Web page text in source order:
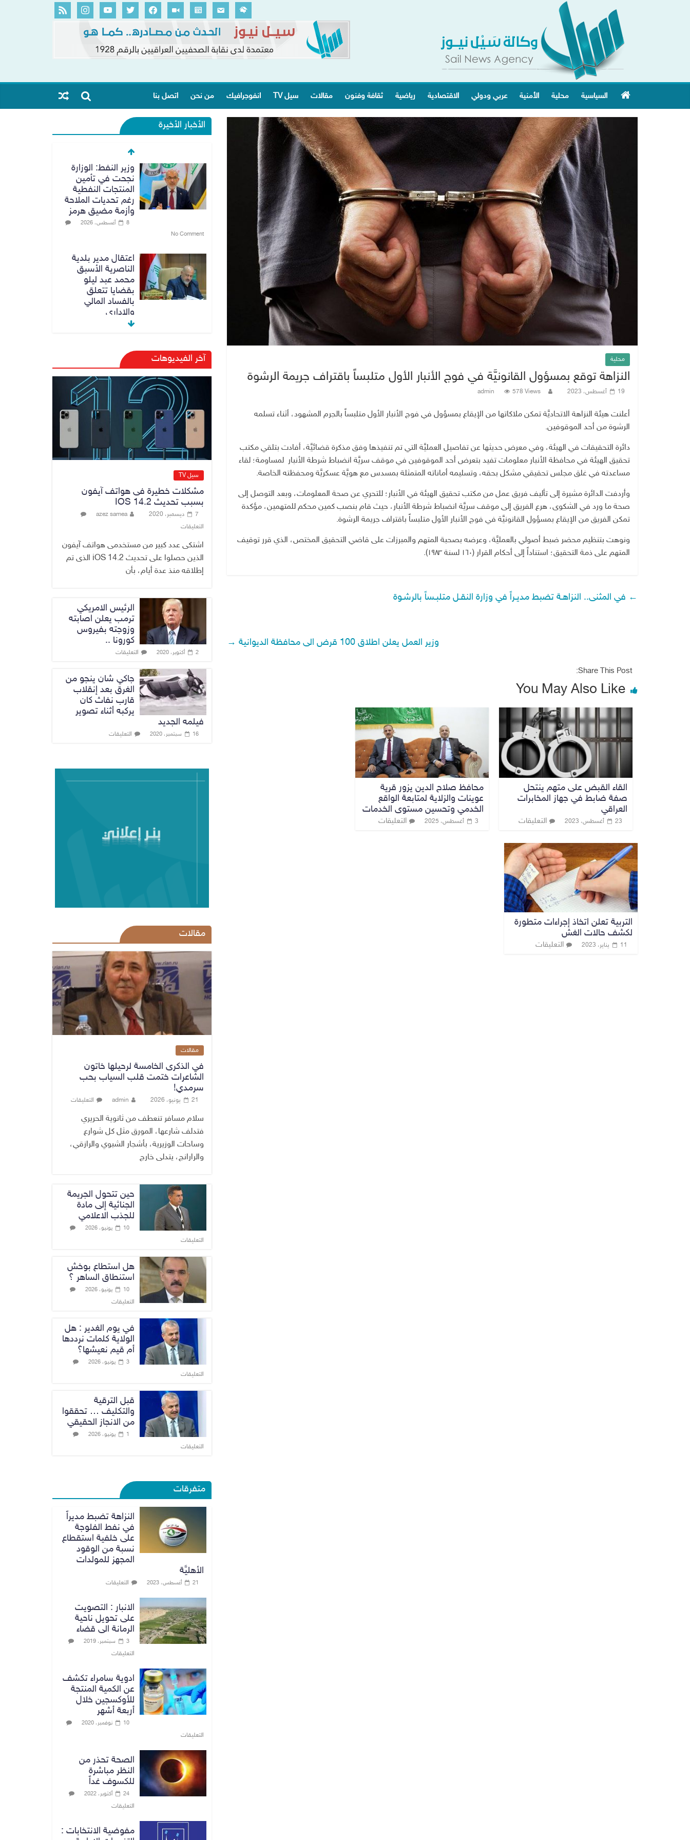
السياسية محلية الأمنية عربي ودولي الاقتصادية رياضية ثقافة وفنون مقالات سيل TV انفوجرافيك من نحن اتصل بنا
محلية
النزاهة توقع بمسؤول القانونيَّة في فوج الأنبار الأول متلبساً باقتراف جريمة الرشوة
19 أغسطس، 2023 admin 578 Views
أعلنت هيئة النزاهة الاتحاديَّة تمكن ملاكاتها من الإيقاع بمسؤول في فوج الأنبار الأول متلبساً بالجرم المشهود، أثناء تسلمه
الرشوة من أحد الموقوفين.
دائرة التحقيقات في الهيئة، وفي معرض حديثها عن تفاصيل العمليَّة التي تم تنفيذها وفق مذكرة قضائيَّة، أفادت بتلقي مكتب
تحقيق الهيئة في محافظة الأنبار معلومات تفيد بتعرض أحد الموقوفين في موقف سريَّة انضباط شرطة الأنبار لمساومة؛ لقاء
مساعدته في غلق مجلس تحقيقي مشكل بحقه، وتسليمه أماناته المتمثلة بمسدس مع هويَّة عسكريَّة ومحفظته الخاصة.
وأردفت الدائرة مشيرة إلى تأليف فريق عمل من مكتب تحقيق الهيئة في الأنبار؛ للتحري عن صحة المعلومات، وبعد التوصل إلى
صحة ما ورد في الشكوى، هرع الفريق إلى موقف سريَّة انضباط شرطة الأنبار، حيث قام بنصب كمين محكم للمتهمين، مؤكدة
تمكن الفريق من الإيقاع بمسؤول القانونيَّة في فوج الأنبار الأول متلبساً باقتراف جريمة الرشوة.
ونوهت بتنظيم محضر ضبط أصولي بالعمليَّة، وعرضه بصحبة المتهم والمبرزات على قاضي التحقيق المختص، الذي قرر توقيف
المتهم على ذمة التحقيق؛ استناداً إلى أحكام القرار (١٦٠ لسنة ١٩٨٣).
← في المثنى.. النزاهـة تضبط مديـراً في وزارة النقـل متلبـساً بالرشـوة
وزير العمل يعلن اطلاق 100 قرض الى محافظة الديوانية →
Share This Post:
You May Also Like
القاء القبض على متهم ينتحل
صفة ضابط في جهاز المخابرات
العراقي
23 أغسطس، 2023 التعليقات
محافظ صلاح الدين يزور قرية
عوينات والزلاية لمتابعة الواقع
الخدمي وتحسين مستوى الخدمات
3 أغسطس، 2025 التعليقات
التربية تعلن اتخاذ إجراءات متطورة
لكشف حالات الغش
11 يناير، 2023 التعليقات
الأخبار الأخيرة
وزير النفط: الوزارة
نجحت في تأمين
المنتجات النفطية
رغم تحديات الملاحة
وأزمة مضيق هرمز
8 أغسطس، 2026
No Comment
اعتقال مدير بلدية
الناصرية الأسبق
محمد عبد ليلو
بقضايا تتعلق
بالفساد المالي
والاداري
No Comment
النزاهة تنفي مداهمة
منزل شقيق رئيس
وزراء سابق في
الكاظمية
8 أغسطس، 2026
No Comment
رئيس حكومة إقليم
بارزاني ينفي ما يشاع
عن وجود عسكري
8 أغسطس، 2026 No Comment
الدخيل يتابع ميدانياً
الاستراتيجية
بالموصل ويشدد
على ضرورة إنجازها
آخر الفيديوهات
سيل TV
مشكلات خطيرة فى هواتف آيفون
بسبب تحديث IOS 14.2
7 ديسمبر، 2020
azez samea
التعليقات
اشتكى عدد كبير من مستخدمى هواتف آيفون
الذين حصلوا على تحديث iOS 14.2 الذى تم
إطلاقه منذ عدة أيام، بأن
الرئيس الامريكي
ترمب يعلن اصابته
وزوجته بفيروس
كورونا ..
2 أكتوبر، 2020 التعليقات
جاكي شان ينجو من
الغرق بعد إنقلاب
قارب نفاث كان
يركبه أثناء تصوير
فيلمه الجديد
16 سبتمبر، 2020 التعليقات
مقالات
مقالات
في الذكرى الخامسة لرحيلها خاتون
الشاعرات ختمت قلب السياب بحب
سرمدي!
21 يونيو، 2026 admin التعليقات
سلام مسافر تنعطف من ثانوية الحريري
فتدلف شارعها، المورق مثل كل شوارع
وساحات الوزيرية، بأشجار الشبوي والرازقي،
والرارانج، يتدلى خارج
حين تتحول الجريمة
الجنائية إلى مادة
للجذب الاعلامي
10 يونيو، 2026
التعليقات
هل استطاع بوخش
استنطاق الساهر ؟
10 يونيو، 2026
التعليقات
في يوم الغدير : هل
الولاية كلمات نرددها
أم قيم نعيشها؟
3 يونيو، 2026
التعليقات
قبل الترقية
والتكليف … تحققوا
من الانجاز الحقيقي
1 يونيو، 2026
التعليقات
متفرقات
النزاهة تضبط مديراً
في نفط الفلوجة
على خلفية استقطاع
نسبة من الوقود
المجهز للمولدات
الأهليَّة
21 أغسطس، 2023 التعليقات
الانبار : التصويت
على تحويل ناحية
الرمانة الى قضاء
3 سبتمبر، 2019
التعليقات
ادوية سامراء تكشف
عن الكمية المنتجة
للأوكسجين خلال
أربعة أشهر
10 نوفمبر، 2020
التعليقات
الصحة تحذر من
النظر مباشرة
للكسوف غداً
24 أكتوبر، 2022
التعليقات
مفوضية الانتخابات :